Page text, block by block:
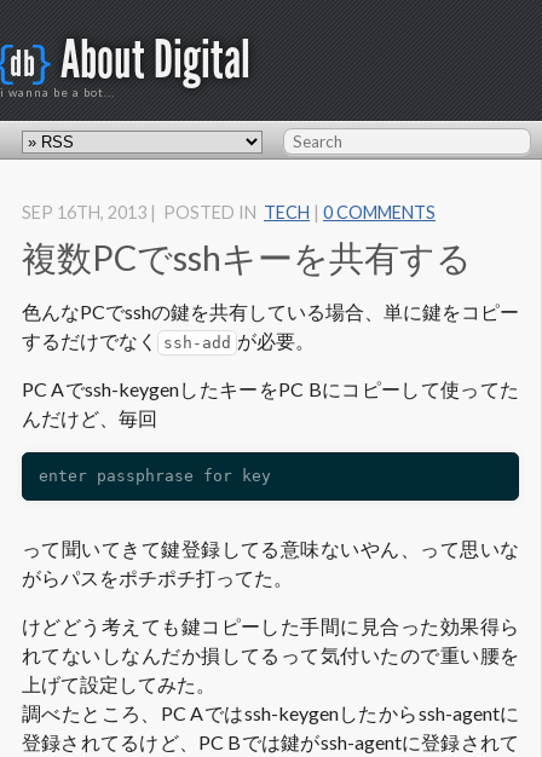
db} About Digital
i wanna be a bot...
複数PCでsshキーを共有する
SEP 16TH, 2013 | POSTED IN TECH | 0 COMMENTS
色んなPCでsshの鍵を共有している場合、単に鍵をコピー
するだけでなく
ssh-add が必要。
PC Aでssh-keygenしたキーをPC Bにコピーして使ってた
んだけど、毎回
って聞いてきて鍵登録してる意味ないやん、って思いな
がらパスをポチポチ打ってた。
けどどう考えても鍵コピーした手間に見合った効果得ら
れてないしなんだか損してるって気付いたので重い腰を
上げて設定してみた。
調べたところ、PC Aではssh-keygenしたからssh-agentに
登録されてるけど、PC Bでは鍵がssh-agentに登録されて